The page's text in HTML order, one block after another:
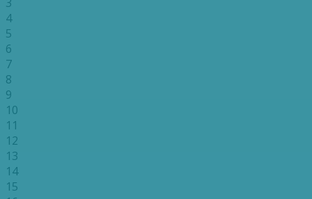
4
5
6
7
8
9
10
11
12
13
14
15